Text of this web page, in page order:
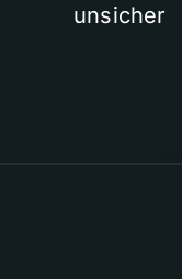
unsicher